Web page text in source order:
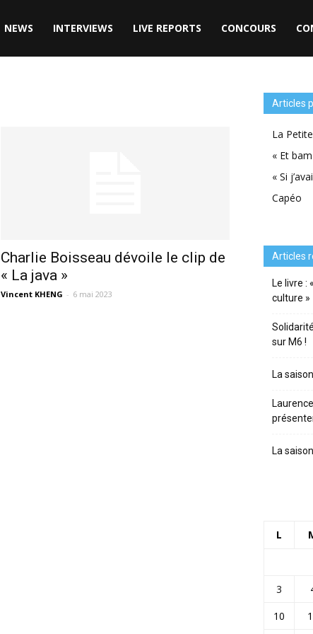
NEWS INTERVIEWS LIVE REPORTS CONCOURS
Charlie Boisseau dévoile le clip de
« La java »
Vincent KHENG - 6 mai 2023
Articles
La
« Et
« Si
Capéo
Articles
Le livre :
culture »
sur M6 !
La
La
L
3
10